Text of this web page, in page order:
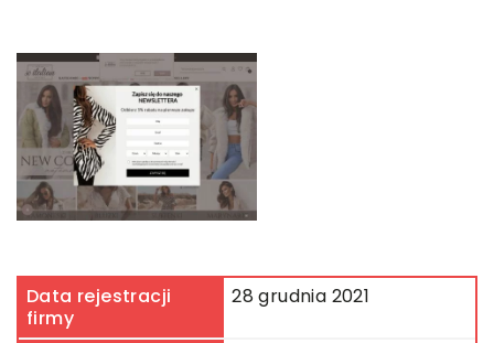
Data rejestracji
firmy
28 grudnia 2021